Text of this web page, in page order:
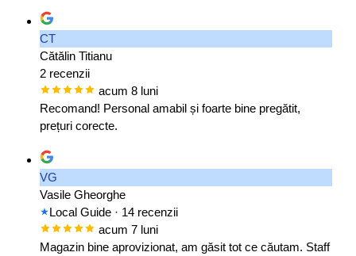
CT
Cătălin Titianu
2 recenzii
acum 8 luni
Recomand! Personal amabil și foarte bine pregătit,
prețuri corecte.
VG
Vasile Gheorghe
Local Guide · 14 recenzii
acum 7 luni
Magazin bine aprovizionat, am găsit tot ce căutam. Staff